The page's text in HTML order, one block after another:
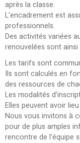
après la classe.
L’encadrement est
professionnels.
Des activités variées
renouvelées sont
Les tarifs sont
Ils sont calculés en
des ressources de
Les modalités
Elles peuvent avoir
Nous vous invitons à
pour de plus amples
rencontre de l’équipe